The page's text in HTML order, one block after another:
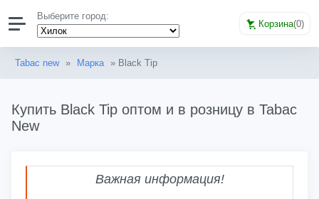
Выберите город:
Корзина(0)
Tabac new » Марка » Black Tip
Купить Black Tip оптом и в розницу в Tabac
New
Важная информация!